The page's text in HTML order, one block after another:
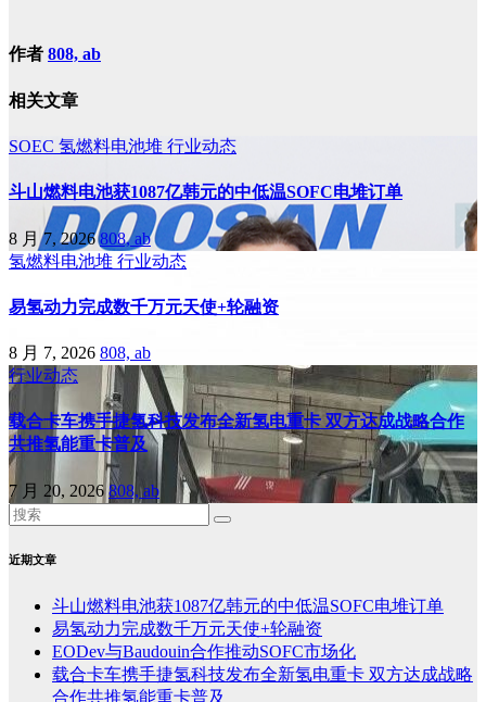
作者 808, ab
相关文章
SOEC 氢燃料电池堆 行业动态
斗山燃料电池获1087亿韩元的中低温SOFC电堆订单
8 月 7, 2026808, ab
氢燃料电池堆 行业动态
易氢动力完成数千万元天使+轮融资
8 月 7, 2026 808, ab
行业动态
载合卡车携手捷氢科技发布全新氢电重卡 双方达成战略合作
共推氢能重卡普及
7 月 20, 2026808, ab
近期文章
斗山燃料电池获1087亿韩元的中低温SOFC电堆订单
易氢动力完成数千万元天使+轮融资
EODev与Baudouin合作推动SOFC市场化
载合卡车携手捷氢科技发布全新氢电重卡 双方达成战略
合作共推氢能重卡普及